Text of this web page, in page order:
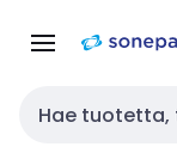
navigointiin
Haku